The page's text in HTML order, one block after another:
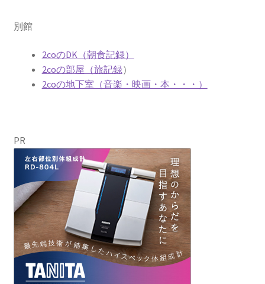
別館
2coのDK（朝食記録）
2coの部屋（旅記録）
2coの地下室（音楽・映画・本・・・）
PR